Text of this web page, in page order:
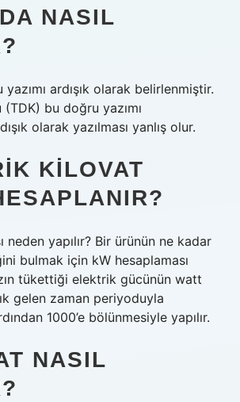
NASIL
ardışık olarak belirlenmiştir.
bu doğru yazımı
olarak yazılması yanlış olur.
KILOVAT
neden yapılır? Bir ürünün ne kadar
bulmak için kW hesaplaması
tükettiği elektrik gücünün watt
gelen zaman periyoduyla
1000’e bölünmesiyle yapılır.
NASIL